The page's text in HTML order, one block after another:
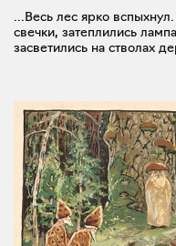
...Весь лес ярко
свечки, затеплились
засветились на стволах